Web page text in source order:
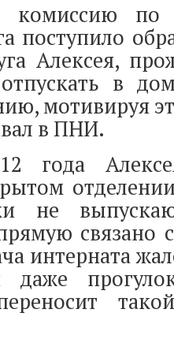
комиссию по
поступило
Алексея,
в
мотивируя
в ПНИ.
года
не
связано
интерната
даже